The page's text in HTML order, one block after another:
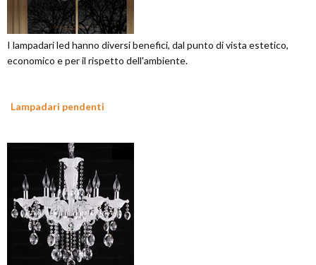
I lampadari led hanno diversi benefici, dal punto di vista estetico,
economico e per il rispetto dell'ambiente.
Lampadari pendenti